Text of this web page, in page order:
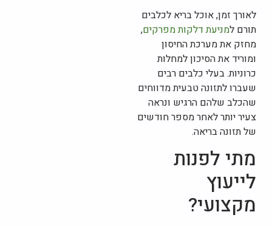
לאורך זמן, אוכל בריא לכלבים
תורם למניעת דלקות מפרקים,
מחזק את מערכת החיסון
ומוריד את הסיכון למחלות
כרוניות. בעלי כלבים רבים
שעברו לתזונה טבעית מדווחים
שהכלב שלהם הרגיש ונראה
צעיר יותר לאחר מספר חודשים
של תזונה בריאה.
מתי לפנות
לייעוץ
מקצועי?